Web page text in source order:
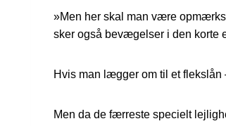
»Men her skal man være
sker også bevægelser i den korte
Hvis man lægger om til et flekslån
Men da de færreste specielt